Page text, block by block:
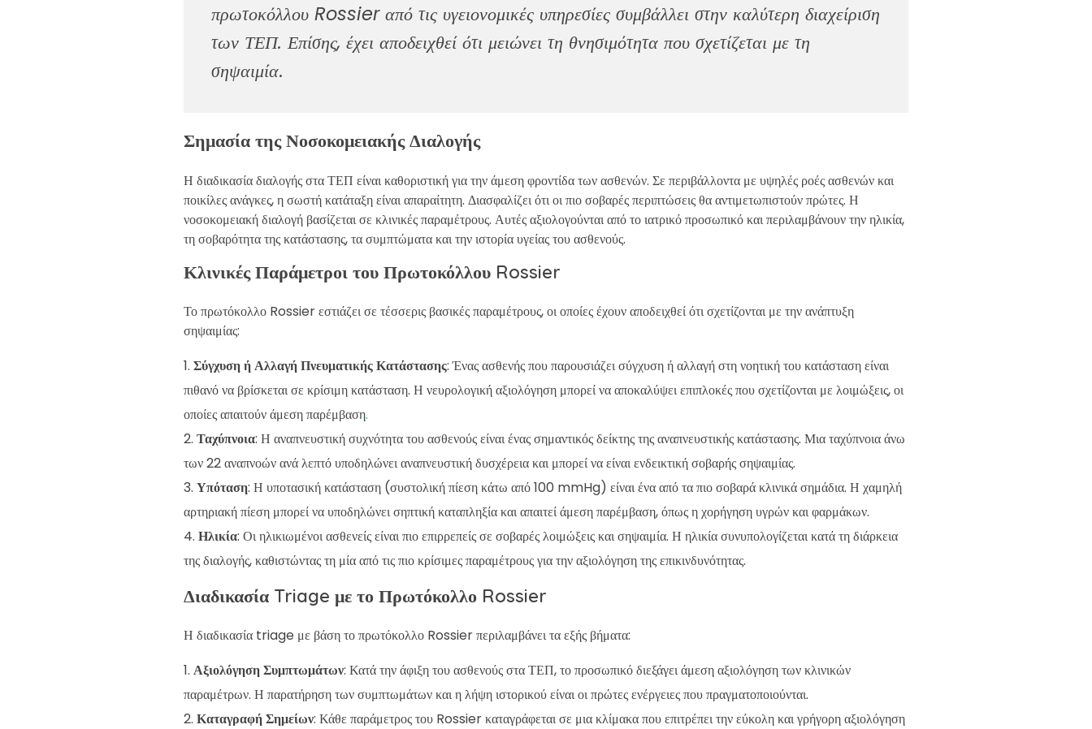
πρωτοκόλλου Rossier από τις υγειονομικές υπηρεσίες συμβάλλει στην καλύτερη διαχείριση
των ΤΕΠ. Επίσης, έχει αποδειχθεί ότι μειώνει τη θνησιμότητα που σχετίζεται με τη
σηψαιμία.
Σημασία της Νοσοκομειακής Διαλογής
Η διαδικασία διαλογής στα ΤΕΠ είναι καθοριστική για την άμεση φροντίδα των ασθενών. Σε περιβάλλοντα με υψηλές ροές ασθενών και
ποικίλες ανάγκες, η σωστή κατάταξη είναι απαραίτητη. Διασφαλίζει ότι οι πιο σοβαρές περιπτώσεις θα αντιμετωπιστούν πρώτες. Η
νοσοκομειακή διαλογή βασίζεται σε κλινικές παραμέτρους. Αυτές αξιολογούνται από το ιατρικό προσωπικό και περιλαμβάνουν την ηλικία,
τη σοβαρότητα της κατάστασης, τα συμπτώματα και την ιστορία υγείας του ασθενούς.
Κλινικές Παράμετροι του Πρωτοκόλλου Rossier
Το πρωτόκολλο Rossier εστιάζει σε τέσσερις βασικές παραμέτρους, οι οποίες έχουν αποδειχθεί ότι σχετίζονται με την ανάπτυξη
σηψαιμίας:
Σύγχυση ή Αλλαγή Πνευματικής Κατάστασης: Ένας ασθενής που παρουσιάζει σύγχυση ή αλλαγή στη νοητική του κατάσταση είναι
πιθανό να βρίσκεται σε κρίσιμη κατάσταση. Η νευρολογική αξιολόγηση μπορεί να αποκαλύψει επιπλοκές που σχετίζονται με λοιμώξεις, οι
οποίες απαιτούν άμεση παρέμβαση.
Ταχύπνοια: Η αναπνευστική συχνότητα του ασθενούς είναι ένας σημαντικός δείκτης της αναπνευστικής κατάστασης. Μια ταχύπνοια άνω
των 22 αναπνοών ανά λεπτό υποδηλώνει αναπνευστική δυσχέρεια και μπορεί να είναι ενδεικτική σοβαρής σηψαιμίας.
Υπόταση: Η υποτασική κατάσταση (συστολική πίεση κάτω από 100 mmHg) είναι ένα από τα πιο σοβαρά κλινικά σημάδια. Η χαμηλή
αρτηριακή πίεση μπορεί να υποδηλώνει σηπτική καταπληξία και απαιτεί άμεση παρέμβαση, όπως η χορήγηση υγρών και φαρμάκων.
Ηλικία: Οι ηλικιωμένοι ασθενείς είναι πιο επιρρεπείς σε σοβαρές λοιμώξεις και σηψαιμία. Η ηλικία συνυπολογίζεται κατά τη διάρκεια
της διαλογής, καθιστώντας τη μία από τις πιο κρίσιμες παραμέτρους για την αξιολόγηση της επικινδυνότητας.
Διαδικασία Triage με το Πρωτόκολλο Rossier
Η διαδικασία triage με βάση το πρωτόκολλο Rossier περιλαμβάνει τα εξής βήματα:
Αξιολόγηση Συμπτωμάτων: Κατά την άφιξη του ασθενούς στα ΤΕΠ, το προσωπικό διεξάγει άμεση αξιολόγηση των κλινικών
παραμέτρων. Η παρατήρηση των συμπτωμάτων και η λήψη ιστορικού είναι οι πρώτες ενέργειες που πραγματοποιούνται.
Καταγραφή Σημείων: Κάθε παράμετρος του Rossier καταγράφεται σε μια κλίμακα που επιτρέπει την εύκολη και γρήγορη αξιολόγηση